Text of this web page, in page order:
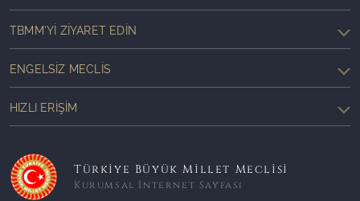
TBMM'YI ZIYARET EDIN
ENGELSIZ MECLIS
HIZLI ERIŞIM
Türkiye Büyük Millet Meclisi
Kurumsal İnternet Sayfası